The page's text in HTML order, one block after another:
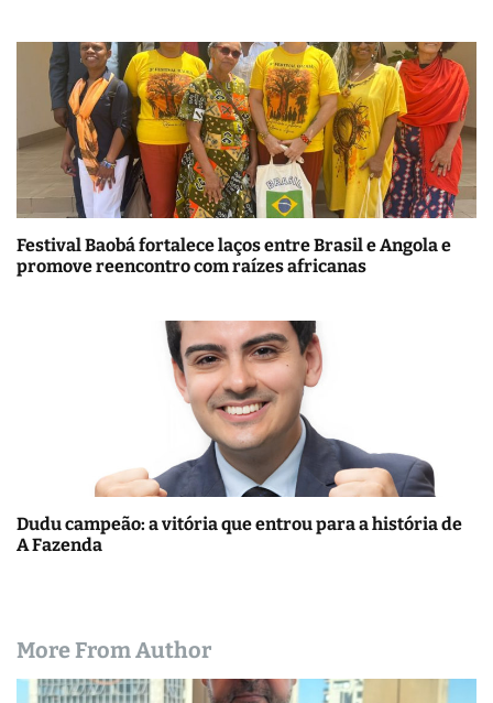
Festival Baobá fortalece laços entre Brasil e Angola e
promove reencontro com raízes africanas
Dudu campeão: a vitória que entrou para a história de
A Fazenda
More From Author